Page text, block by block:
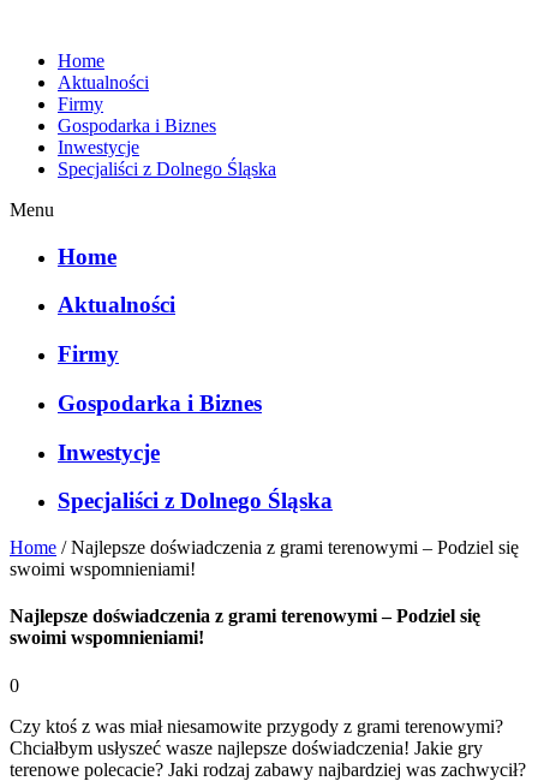
Home
Aktualności
Firmy
Gospodarka i Biznes
Inwestycje
Specjaliści z Dolnego Śląska
Menu
Home
Aktualności
Firmy
Gospodarka i Biznes
Inwestycje
Specjaliści z Dolnego Śląska
Home /Najlepsze doświadczenia z grami terenowymi – Podziel się
swoimi wspomnieniami!
Najlepsze doświadczenia z grami terenowymi – Podziel się
swoimi wspomnieniami!
0
Czy ktoś z was miał niesamowite przygody z grami terenowymi?
Chciałbym usłyszeć wasze najlepsze doświadczenia! Jakie gry
terenowe polecacie? Jaki rodzaj zabawy najbardziej was zachwycił?